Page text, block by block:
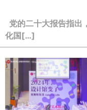
党的二十大报告指出
化国[…]